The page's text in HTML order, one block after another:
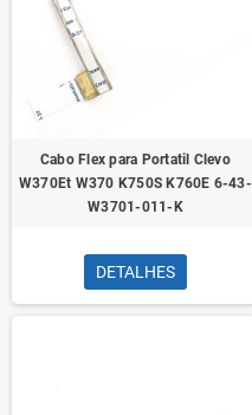
Cabo Flex para Portatil Clevo
W370Et W370 K750S K760E 6-43-
W3701-011-K
DETALHES